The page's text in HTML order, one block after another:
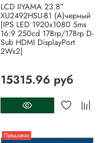
LCD IIYAMA 23.8″
XU2492HSU-B1 (A)черный
{IPS LED 1920x1080 5ms
16:9 250cd 178гр/178гр D-
Sub HDMI DisplayPort
2Wx2}
15315.96 руб
Предзаказ